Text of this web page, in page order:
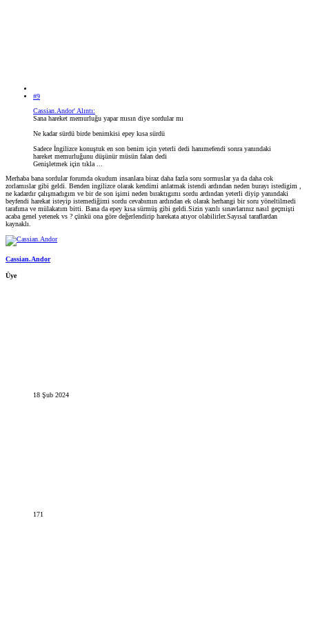
#9
Cassian.Andor' Alıntı:
Sana hareket memurluğu yapar mısın diye sordular mı
Ne kadar sürdü birde benimkisi epey kısa sürdü
Sadece İngilizce konuştuk en son benim için yeterli dedi hanımefendi sonra yanındaki
hareket memurluğunu düşünür müsün falan dedi
Genişletmek için tıkla ...
Merhaba bana sordular forumda okudum insanlara biraz daha fazla soru sormuslar ya da daha cok
zorlamıslar gibi geldi. Benden ingilizce olarak kendimi anlatmak istendi ardından neden burayı istedigim ,
ne kadardır çalışmadıgım ve bir de son işimi neden bıraktıgımı sordu ardından yeterli diyip yanındaki
beyfendi harekat isteyip istemediğimi sordu cevabımın ardından ek olarak herhangi bir soru yöneltilmedi
tarafıma ve mülakatım bitti. Bana da epey kısa sürmüş gibi geldi.Sizin yazılı sınavlarınız nasıl geçmişti
acaba genel yetenek vs ? çünkü ona göre değerlendirip harekata atıyor olabilirler.Sayısal taraflardan
kaynaklı.
Cassian.Andor
Üye
18 Şub 2024
171